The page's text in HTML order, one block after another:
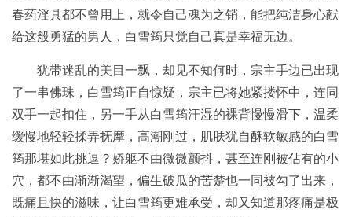
春药淫具都不曾用上，就令自己魂为之销，能把纯洁身心献
给这般勇猛的男人，白雪筠只觉自己真是幸福无边。
犹带迷乱的美目一飘，却见不知何时，宗主手边已出现
了一串佛珠，白雪筠正自惊疑，宗主已将她紧搂怀中，连同
双手一起扣住，另一手从白雪筠汗湿的裸背慢慢滑下，温柔
缓慢地轻轻揉弄抚摩，高潮刚过，肌肤犹自酥软敏感的白雪
筠那堪如此挑逗？娇躯不由微微颤抖，甚至连刚被佔有的小
穴，都不由渐渐渴望，偏生破瓜的苦楚也一同被勾了出来，
既痛且快的滋味，让白雪筠更难承受，却又知道那疼痛是极